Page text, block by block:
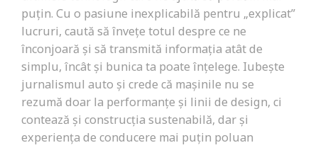
puțin. Cu o pasiune inexplicabilă pentru „explicat”
lucruri, caută să învețe totul despre ce ne
înconjoară și să transmită informația atât de
simplu, încât și bunica ta poate înțelege. Iubește
jurnalismul auto și crede că mașinile nu se
rezumă doar la performanțe și linii de design, ci
contează și construcția sustenabilă, dar și
experiența de conducere mai puțin poluan